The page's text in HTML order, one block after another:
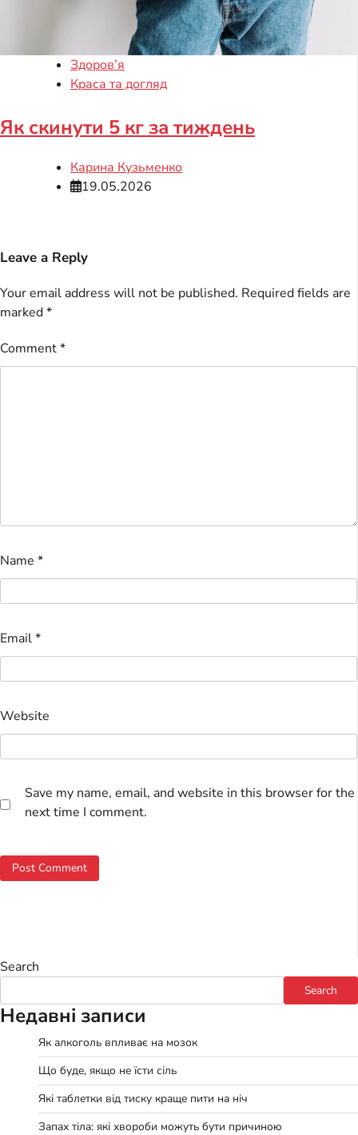
Здоров’я
Краса та догляд
Як скинути 5 кг за тиждень
Карина Кузьменко
19.05.2026
Leave a Reply
Your email address will not be published. Required fields are
marked*
Comment*
Name *
Email*
Website
Save my name, email, and website in this browser for the
next time I comment.
Search
Search
Недавні записи
Як алкоголь впливає на мозок
Що буде, якщо не їсти сіль
Які таблетки від тиску краще пити на ніч
Запах тіла: які хвороби можуть бути причиною